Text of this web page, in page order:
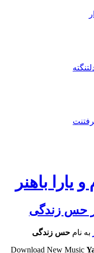
یارا باهنر
حس زندگی
به نامحس زندگی
Download New Music